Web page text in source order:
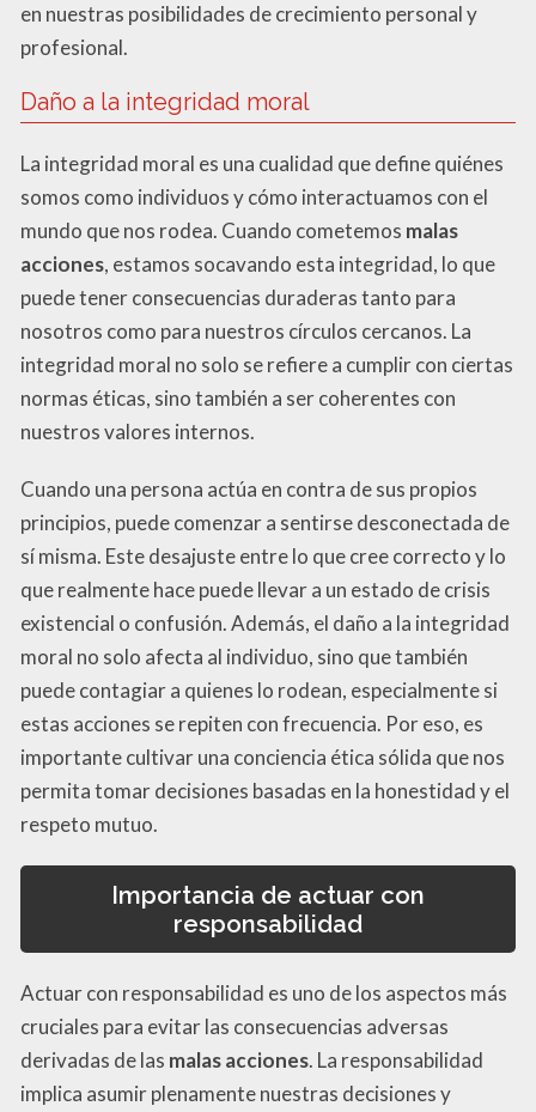
en nuestras posibilidades de crecimiento personal y
profesional.
Daño a la integridad moral
La integridad moral es una cualidad que define quiénes
somos como individuos y cómo interactuamos con el
mundo que nos rodea. Cuando cometemos malas
acciones, estamos socavando esta integridad, lo que
puede tener consecuencias duraderas tanto para
nosotros como para nuestros círculos cercanos. La
integridad moral no solo se refiere a cumplir con ciertas
normas éticas, sino también a ser coherentes con
nuestros valores internos.
Cuando una persona actúa en contra de sus propios
principios, puede comenzar a sentirse desconectada de
sí misma. Este desajuste entre lo que cree correcto y lo
que realmente hace puede llevar a un estado de crisis
existencial o confusión. Además, el daño a la integridad
moral no solo afecta al individuo, sino que también
puede contagiar a quienes lo rodean, especialmente si
estas acciones se repiten con frecuencia. Por eso, es
importante cultivar una conciencia ética sólida que nos
permita tomar decisiones basadas en la honestidad y el
respeto mutuo.
Importancia de actuar con
responsabilidad
Actuar con responsabilidad es uno de los aspectos más
cruciales para evitar las consecuencias adversas
derivadas de las malas acciones. La responsabilidad
implica asumir plenamente nuestras decisiones y